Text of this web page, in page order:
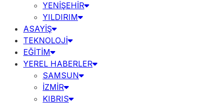
YENİŞEHİR
YILDIRIM
ASAYİŞ
TEKNOLOJİ
EĞİTİM
YEREL HABERLER
SAMSUN
İZMİR
KIBRIS